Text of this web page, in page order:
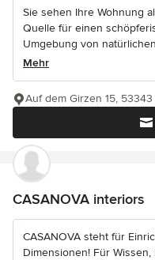
Sie sehen Ihre Wohnung
Quelle für einen
Umgebung von
Mehr
Auf dem Girzen 15,
CASANOVA interiors
CASANOVA steht für
Dimensionen! Für